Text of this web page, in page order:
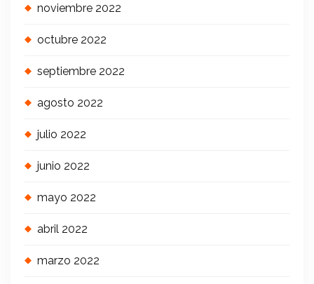
noviembre 2022
octubre 2022
septiembre 2022
agosto 2022
julio 2022
junio 2022
mayo 2022
abril 2022
marzo 2022